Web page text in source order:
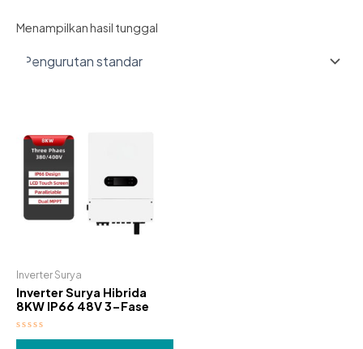
Menampilkan hasil tunggal
Inverter Surya
Inverter Surya Hibrida
8KW IP66 48V 3-Fase
Dinilai